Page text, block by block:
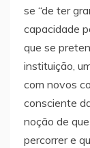
se “de ter
capacidade
que se
instituição,
com novos
consciente
noção de
percorrer e